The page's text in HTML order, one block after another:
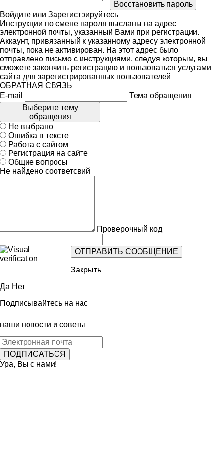
Войдите или Зарегистрируйтесь
Инструкции по смене пароля высланы на адрес
электронной почты, указанный Вами при регистрации.
Аккаунт, привязанный к указанному адресу электронной
почты, пока не активирован. На этот адрес было
отправлено письмо с инструкциями, следуя которым, вы
сможете закончить регистрацию и пользоваться услугами
сайта для зарегистрированных пользователей
ОБРАТНАЯ СВЯЗЬ
E-mail
Тема обращения
Выберите тему
обращения
Не выбрано
Ошибка в тексте
Работа с сайтом
Регистрация на сайте
Общие вопросы
Не найдено соответсвий
Проверочный код
Закрыть
Да Нет
Подписывайтесь на нас
наши новости и советы
Ура, Вы с нами!